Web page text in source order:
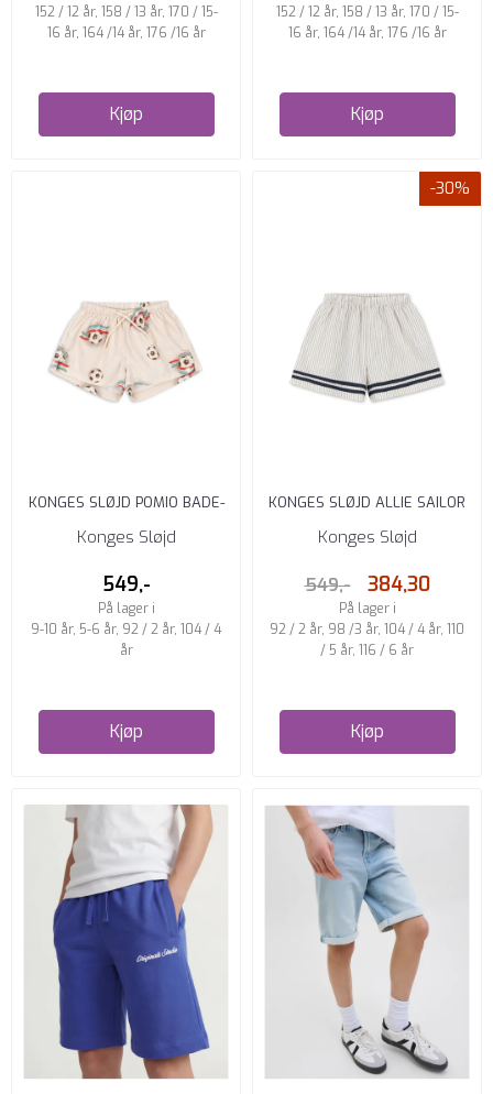
152 / 12 år, 158 / 13 år, 170 / 15-
16 år, 164 /14 år, 176 /16 år
Kjøp
152 / 12 år, 158 / 13 år, 170 / 15-
16 år, 164 /14 år, 176 /16 år
Kjøp
KONGES SLØJD POMIO BADE-
SHORTS KICK IT
Konges Sløjd
549,-
På lager i
9-10 år, 5-6 år, 92 / 2 år, 104 / 4
år
Kjøp
-30%
KONGES SLØJD ALLIE SAILOR
SHORTS BLEU STRIPE
Konges Sløjd
549,- 384,30
På lager i
92 / 2 år, 98 /3 år, 104 / 4 år, 110
/ 5 år, 116 / 6 år
Kjøp